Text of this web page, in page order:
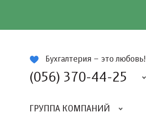
Бухгалтерия – это любовь!
(056) 370-44-25
ГРУППА КОМПАНИЙ